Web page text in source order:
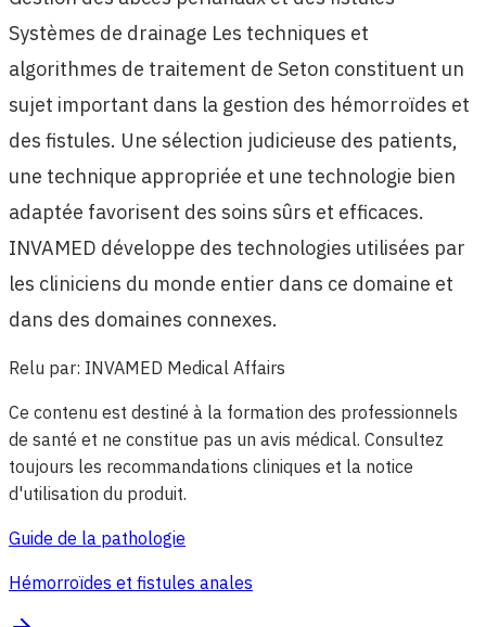
Systèmes de drainage Les techniques et
algorithmes de traitement de Seton constituent un
sujet important dans la gestion des hémorroïdes et
des fistules. Une sélection judicieuse des patients,
une technique appropriée et une technologie bien
adaptée favorisent des soins sûrs et efficaces.
INVAMED développe des technologies utilisées par
les cliniciens du monde entier dans ce domaine et
dans des domaines connexes.
Relu par: INVAMED Medical Affairs
Ce contenu est destiné à la formation des professionnels
de santé et ne constitue pas un avis médical. Consultez
toujours les recommandations cliniques et la notice
d'utilisation du produit.
Guide de la pathologie
Hémorroïdes et fistules anales